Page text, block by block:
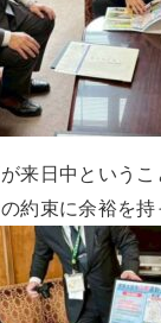
が来日中という
約束に余裕を